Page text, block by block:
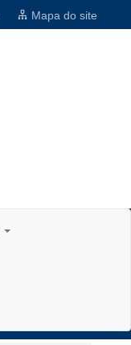
Mapa do site